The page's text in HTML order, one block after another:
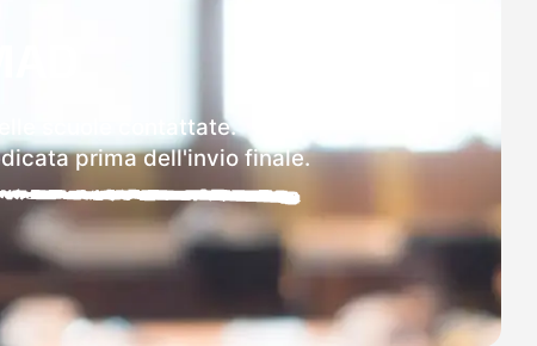
scuole contattate.
prima dell'invio finale.